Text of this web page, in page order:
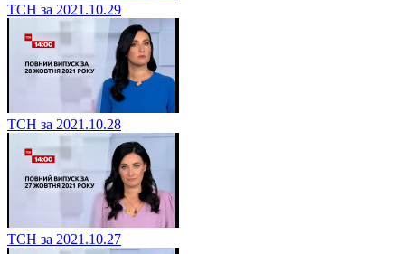
ТСН за 2021.10.29
ТСН за 2021.10.28
ТСН за 2021.10.27